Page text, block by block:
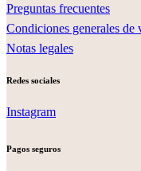
Preguntas frecuentes
Condiciones generales de
Notas legales
Redes sociales
Instagram
Pagos seguros